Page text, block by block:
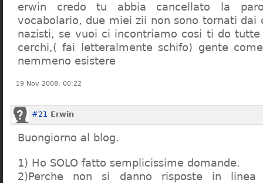
erwin credo tu abbia cancellato la
vocabolario, due miei zii non sono tornati dai
nazisti, se vuoi ci incontriamo cosi ti do tutte
cerchi,( fai letteralmente schifo) gente
nemmeno esistere
19 Nov 2008, 00:22
#21 Erwin
Buongiorno al blog.
1) Ho SOLO fatto semplicissime domande.
2)Perche non si danno risposte in